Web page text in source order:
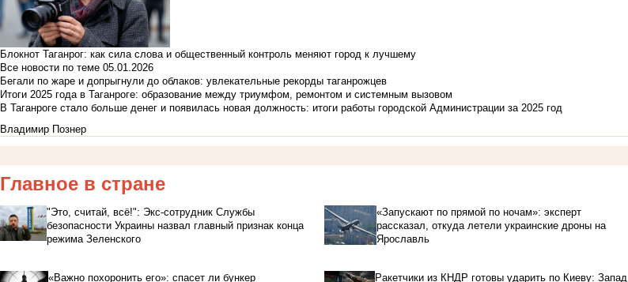
Блокнот Таганрог: как сила слова и общественный контроль меняют город к лучшему
Все новости по теме 05.01.2026
Бегали по жаре и допрыгнули до облаков: увлекательные рекорды таганрожцев
Итоги 2025 года в Таганроге: образование между триумфом, ремонтом и системным вызовом
В Таганроге стало больше денег и появилась новая должность: итоги работы городской Администрации за 2025 год
Владимир Познер
Главное в стране
"Это, считай, всё!": Экс-сотрудник Службы
безопасности Украины назвал главный признак конца
режима Зеленского
«Запускают по прямой по ночам»: эксперт
рассказал, откуда летели украинские дроны на
Ярославль
«Важно похоронить его»: спасет ли бункер
Ракетчики из КНДР готовы ударить по Киеву: Запад